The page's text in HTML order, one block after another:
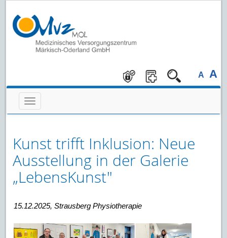
A A
Kunst trifft Inklusion: Neue
Ausstellung in der Galerie
„LebensKunst"
15.12.2025, Strausberg Physiotherapie